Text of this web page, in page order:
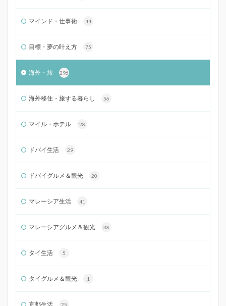
マインド・仕事術 44
目標・夢の叶え方 75
海外・旅 296
海外移住・旅する暮らし 56
マイル・ホテル 28
ドバイ生活 29
ドバイグルメ＆観光 20
マレーシア生活 41
マレーシアグルメ＆観光 38
タイ生活 5
タイグルメ＆観光 1
京都生活 25